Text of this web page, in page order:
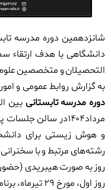
شانزدهمین دوره مدرسه
دانشگاهی با هدف ارتقاء
التحصیلان و متخصصین
به گزارش روابط عمومی و
دوره مدرسه تابستانی
مرداد۱۴۰۴در سالن جلسات پژوهشگاه رویان با موضوع
و هوش زیستی برای
رشته‌های مرتبط و با
روز به صورت هیبریدی
روز اول، مورخ